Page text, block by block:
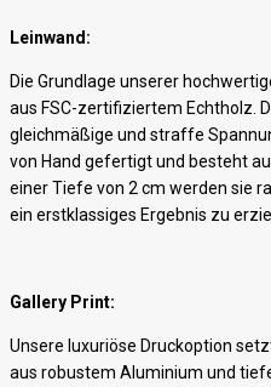
Leinwand:
Die Grundlage unserer
aus FSC-zertifiziertem Echtholz.
gleichmäßige und straffe
von Hand gefertigt und besteht
einer Tiefe von 2 cm werden sie
ein erstklassiges Ergebnis zu
Gallery Print:
Unsere luxuriöse Druckoption
aus robustem Aluminium und